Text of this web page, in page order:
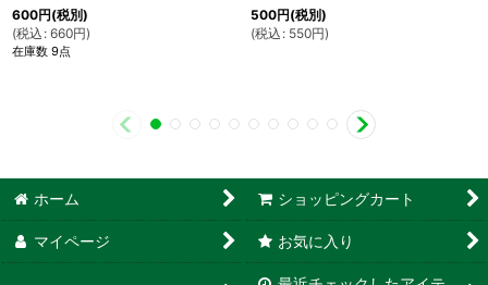
600円(税別)
(税込 : 660円)
在庫数 9点
500円(税別)
(税込 : 550円)
ホーム ショッピングカート
マイページ お気に入り